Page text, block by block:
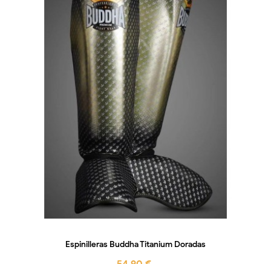
Espinilleras Buddha Titanium Doradas